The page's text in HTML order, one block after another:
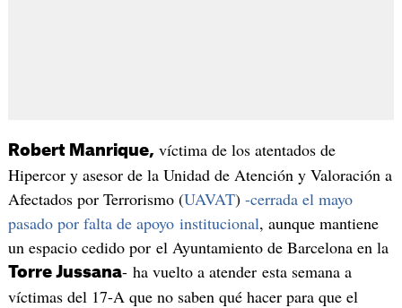
Robert Manrique, víctima de los atentados de
Hipercor y asesor de la Unidad de Atención y Valoración a
Afectados por Terrorismo (UAVAT) -cerrada el mayo
pasado por falta de apoyo institucional, aunque mantiene
un espacio cedido por el Ayuntamiento de Barcelona en la
Torre Jussana- ha vuelto a atender esta semana a
víctimas del 17-A que no saben qué hacer para que el